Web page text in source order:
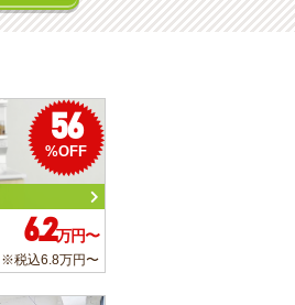
56
%OFF
6.2万円〜
※税込6.8万円〜